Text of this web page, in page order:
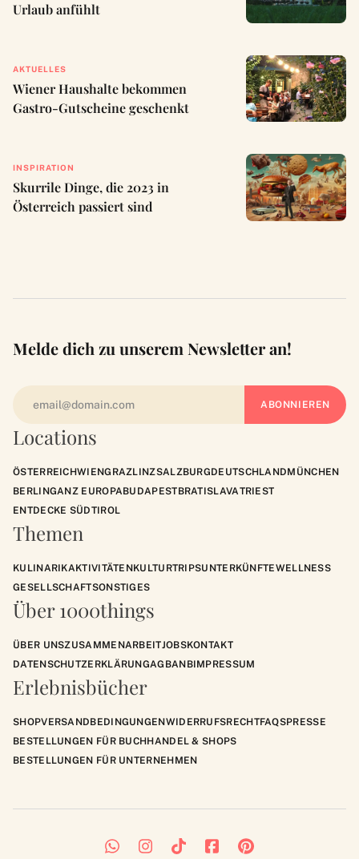
Urlaub anfühlt
AKTUELLES
Wiener Haushalte bekommen
Gastro-Gutscheine geschenkt
INSPIRATION
Skurrile Dinge, die 2023 in
Österreich passiert sind
Locations
ÖSTERREICHWIENGRAZLINZSALZBURGDEUTSCHLANDMÜNCHEN
BERLINGANZ EUROPABUDAPESTBRATISLAVATRIEST
ENTDECKE SÜDTIROL
Themen
KULINARIKAKTIVITÄTENKULTURTRIPSUNTERKÜNFTEWELLNESS
GESELLSCHAFTSONSTIGES
Über 1000things
ÜBER UNSZUSAMMENARBEITJOBSKONTAKT
DATENSCHUTZERKLÄRUNGAGBANBIMPRESSUM
Erlebnisbücher
SHOPVERSANDBEDINGUNGENWIDERRUFSRECHTFAQSPRESSE
BESTELLUNGEN FÜR BUCHHANDEL & SHOPS
BESTELLUNGEN FÜR UNTERNEHMEN
Melde dich zu unserem Newsletter an!